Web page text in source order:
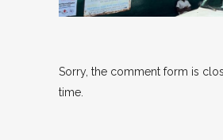
Sorry, the comment form is
time.